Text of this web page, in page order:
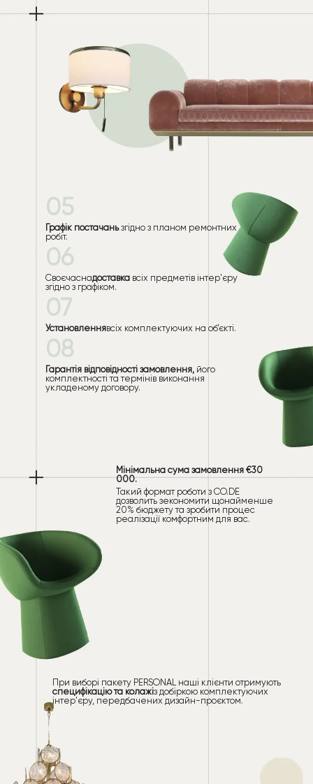
05
Графік постачаньзгідно з планом ремонтних
робіт.
06
Своєчаснадоставка всіх предметів інтер'єру
згідно з графіком.
07
Установленнявсіх комплектуючих на об’єкті.
08
Гарантія відповідності замовлення, його
комплектності та термінів виконання
укладеному договору.
Мінімальна сума замовлення €30
000.
Такий формат роботи з CO.DE
дозволить зекономити щонайменше
20% бюджету та зробити процес
реалізації комфортним для вас.
При виборі пакету PERSONAL наші клієнти отримують
специфікацію та колажіз добіркою комплектуючих
інтер'єру, передбачених дизайн-проєктом.